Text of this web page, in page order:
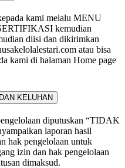
kami melalu MENU
kemudian
diisi dan dikirimkan
atau bisa
kami di halaman Home page
KELUHAN
diputuskan “TIDAK
laporan hasil
hak pengelolaan untuk
izin dan hak pengelolaan
dimaksud.